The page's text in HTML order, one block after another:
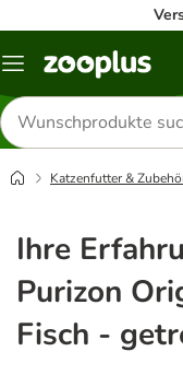
Menü
Produkte
suchen
Katzenfutter &
Ihre
Purizon
Fisch -